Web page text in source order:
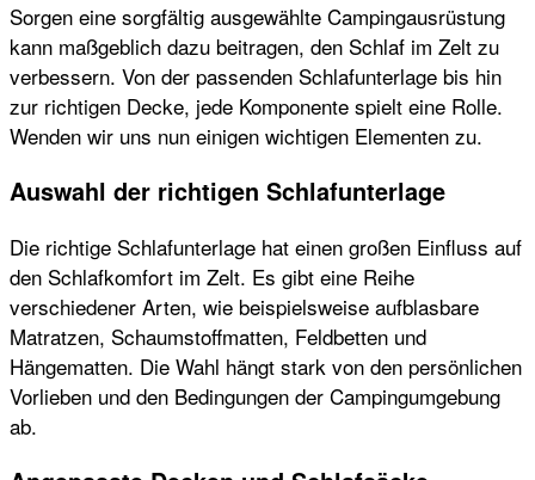
Sorgen eine sorgfältig ausgewählte Campingausrüstung
kann maßgeblich dazu beitragen, den Schlaf im Zelt zu
verbessern. Von der passenden Schlafunterlage bis hin
zur richtigen Decke, jede Komponente spielt eine Rolle.
Wenden wir uns nun einigen wichtigen Elementen zu.
Auswahl der richtigen Schlafunterlage
Die richtige Schlafunterlage hat einen großen Einfluss auf
den Schlafkomfort im Zelt. Es gibt eine Reihe
verschiedener Arten, wie beispielsweise aufblasbare
Matratzen, Schaumstoffmatten, Feldbetten und
Hängematten. Die Wahl hängt stark von den persönlichen
Vorlieben und den Bedingungen der Campingumgebung
ab.